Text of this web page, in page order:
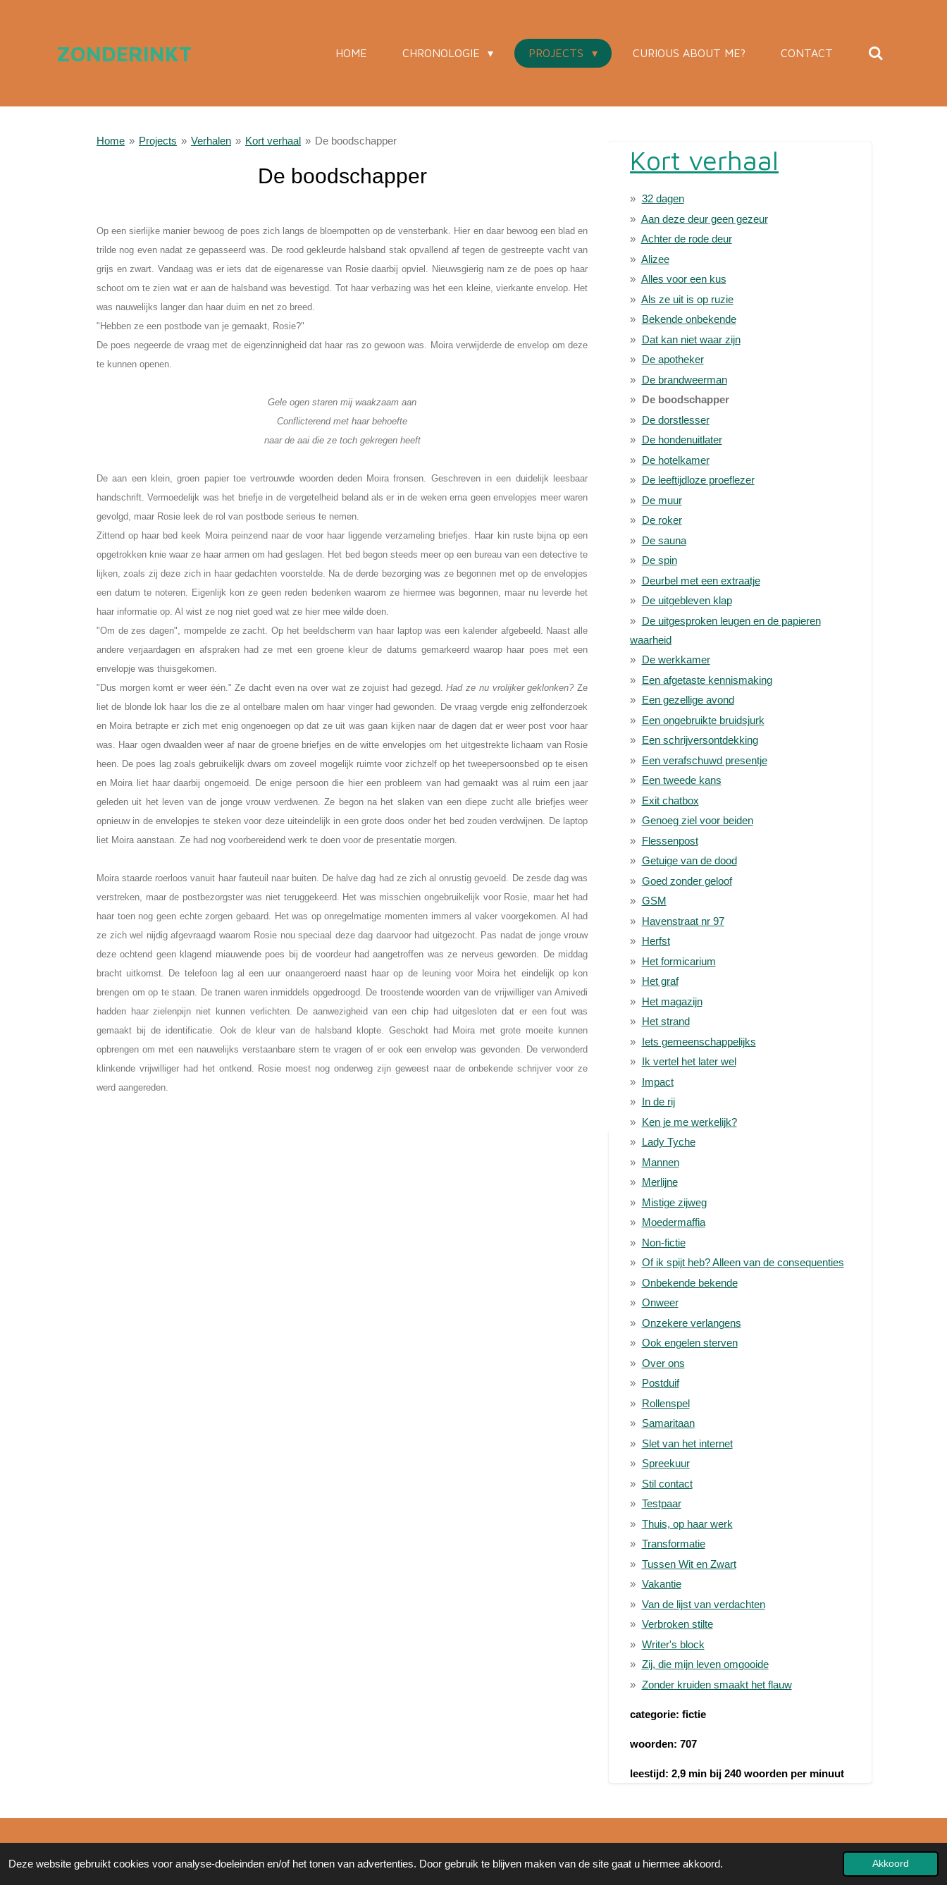
Deze website gebruikt cookies voor analyse-doeleinden en/of het tonen van advertenties. Door gebruik te blijven maken van de site gaat u hiermee akkoord. Akkoord
ZONDERINKT HOME CHRONOLOGIE PROJECTS CURIOUS ABOUT ME? CONTACT
Home » Projects » Verhalen » Kort verhaal » De boodschapper
De boodschapper
Op een sierlijke manier bewoog de poes zich langs de bloempotten op de vensterbank. Hier en daar bewoog een blad en
trilde nog even nadat ze gepasseerd was. De rood gekleurde halsband stak opvallend af tegen de gestreepte vacht van
grijs en zwart. Vandaag was er iets dat de eigenaresse van Rosie daarbij opviel. Nieuwsgierig nam ze de poes op haar
schoot om te zien wat er aan de halsband was bevestigd. Tot haar verbazing was het een kleine, vierkante envelop. Het
was nauwelijks langer dan haar duim en net zo breed.
"Hebben ze een postbode van je gemaakt, Rosie?"
De poes negeerde de vraag met de eigenzinnigheid dat haar ras zo gewoon was. Moira verwijderde de envelop om deze
te kunnen openen.
Gele ogen staren mij waakzaam aan
Conflicterend met haar behoefte
naar de aai die ze toch gekregen heeft
De aan een klein, groen papier toe vertrouwde woorden deden Moira fronsen. Geschreven in een duidelijk leesbaar
handschrift. Vermoedelijk was het briefje in de vergetelheid beland als er in de weken erna geen envelopjes meer waren
gevolgd, maar Rosie leek de rol van postbode serieus te nemen.
Zittend op haar bed keek Moira peinzend naar de voor haar liggende verzameling briefjes. Haar kin ruste bijna op een
opgetrokken knie waar ze haar armen om had geslagen. Het bed begon steeds meer op een bureau van een detective te
lijken, zoals zij deze zich in haar gedachten voorstelde. Na de derde bezorging was ze begonnen met op de envelopjes
een datum te noteren. Eigenlijk kon ze geen reden bedenken waarom ze hiermee was begonnen, maar nu leverde het
haar informatie op. Al wist ze nog niet goed wat ze hier mee wilde doen.
"Om de zes dagen", mompelde ze zacht. Op het beeldscherm van haar laptop was een kalender afgebeeld. Naast alle
andere verjaardagen en afspraken had ze met een groene kleur de datums gemarkeerd waarop haar poes met een
envelopje was thuisgekomen.
"Dus morgen komt er weer één." Ze dacht even na over wat ze zojuist had gezegd.Had ze nu vrolijker geklonken? Ze
liet de blonde lok haar los die ze al ontelbare malen om haar vinger had gewonden. De vraag vergde enig zelfonderzoek
en Moira betrapte er zich met enig ongenoegen op dat ze uit was gaan kijken naar de dagen dat er weer post voor haar
was. Haar ogen dwaalden weer af naar de groene briefjes en de witte envelopjes om het uitgestrekte lichaam van Rosie
heen. De poes lag zoals gebruikelijk dwars om zoveel mogelijk ruimte voor zichzelf op het tweepersoonsbed op te eisen
en Moira liet haar daarbij ongemoeid. De enige persoon die hier een probleem van had gemaakt was al ruim een jaar
geleden uit het leven van de jonge vrouw verdwenen. Ze begon na het slaken van een diepe zucht alle briefjes weer
opnieuw in de envelopjes te steken voor deze uiteindelijk in een grote doos onder het bed zouden verdwijnen. De laptop
liet Moira aanstaan. Ze had nog voorbereidend werk te doen voor de presentatie morgen.
Moira staarde roerloos vanuit haar fauteuil naar buiten. De halve dag had ze zich al onrustig gevoeld. De zesde dag was
verstreken, maar de postbezorgster was niet teruggekeerd. Het was misschien ongebruikelijk voor Rosie, maar het had
haar toen nog geen echte zorgen gebaard. Het was op onregelmatige momenten immers al vaker voorgekomen. Al had
ze zich wel nijdig afgevraagd waarom Rosie nou speciaal deze dag daarvoor had uitgezocht. Pas nadat de jonge vrouw
deze ochtend geen klagend miauwende poes bij de voordeur had aangetroffen was ze nerveus geworden. De middag
bracht uitkomst. De telefoon lag al een uur onaangeroerd naast haar op de leuning voor Moira het eindelijk op kon
brengen om op te staan. De tranen waren inmiddels opgedroogd. De troostende woorden van de vrijwilliger van Amivedi
hadden haar zielenpijn niet kunnen verlichten. De aanwezigheid van een chip had uitgesloten dat er een fout was
gemaakt bij de identificatie. Ook de kleur van de halsband klopte. Geschokt had Moira met grote moeite kunnen
opbrengen om met een nauwelijks verstaanbare stem te vragen of er ook een envelop was gevonden. De verwonderd
klinkende vrijwilliger had het ontkend. Rosie moest nog onderweg zijn geweest naar de onbekende schrijver voor ze
werd aangereden.
Kort verhaal
32 dagen
Aan deze deur geen gezeur
Achter de rode deur
Alizee
Alles voor een kus
Als ze uit is op ruzie
Bekende onbekende
Dat kan niet waar zijn
De apotheker
De brandweerman
De boodschapper
De dorstlesser
De hondenuitlater
De hotelkamer
De leeftijdloze proeflezer
De muur
De roker
De sauna
De spin
Deurbel met een extraatje
De uitgebleven klap
De uitgesproken leugen en de papieren
waarheid
De werkkamer
Een afgetaste kennismaking
Een gezellige avond
Een ongebruikte bruidsjurk
Een schrijversontdekking
Een verafschuwd presentje
Een tweede kans
Exit chatbox
Genoeg ziel voor beiden
Flessenpost
Getuige van de dood
Goed zonder geloof
GSM
Havenstraat nr 97
Herfst
Het formicarium
Het graf
Het magazijn
Het strand
Iets gemeenschappelijks
Ik vertel het later wel
Impact
In de rij
Ken je me werkelijk?
Lady Tyche
Mannen
Merlijne
Mistige zijweg
Moedermaffia
Non-fictie
Of ik spijt heb? Alleen van de consequenties
Onbekende bekende
Onweer
Onzekere verlangens
Ook engelen sterven
Over ons
Postduif
Rollenspel
Samaritaan
Slet van het internet
Spreekuur
Stil contact
Testpaar
Thuis, op haar werk
Transformatie
Tussen Wit en Zwart
Vakantie
Van de lijst van verdachten
Verbroken stilte
Writer's block
Zij, die mijn leven omgooide
Zonder kruiden smaakt het flauw
categorie: fictie
woorden: 707
leestijd: 2,9 min bij 240 woorden per minuut
© 2011 - 2026 Zonderinkt.eu